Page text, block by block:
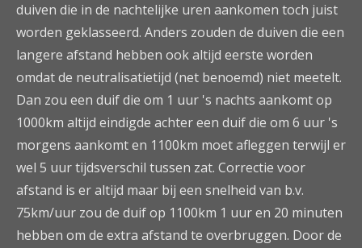
duiven die in de nachtelijke uren aankomen toch juist
worden geklasseerd. Anders zouden de duiven die een
langere afstand hebben ook altijd eerste worden
omdat de neutralisatietijd (net benoemd) niet meetelt.
Dan zou een duif die om 1 uur 's nachts aankomt op
1000km altijd eindigde achter een duif die om 6 uur 's
morgens aankomt en 1100km moet afleggen terwijl er
wel 5 uur tijdsverschil tussen zat. Correctie voor
afstand is er altijd maar bij een snelheid van b.v.
75km/uur zou de duif op 1100km 1 uur en 20 minuten
hebben om de extra afstand te overbruggen. Door de